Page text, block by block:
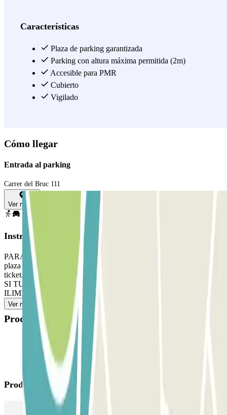
Barcelona y olvídate de buscar aparcamiento por la zona, en este
particularidades como La Pedrera, la Casa Batlló y, como no, ¡hasta
la Sagrada Familia! Con el metro, también llegarás hasta la Plaça de
Catalunya, el Palau de la Música Catalana o el Arco de Triunfo sin
problema.
Ver más
Características
Plaza de parking garantizada
Parking con altura máxima permitida (2m)
Accesible para PMR
Cubierto
Vigilado
Cómo llegar
Entrada al parking
Carrer del Bruc 111
Ver mapa
Instrucciones
PARA ABRIR LA BARRERA: coge el ticket. Aparca en cualquier
plaza libre. Ve a la cabina de control con tu reserva Parclick y el
ticket. PARA SALIR: utiliza la tarjeta/mando que te dio el personal.
SI TU PASE PERMITE ENTRADAS Y SALIDAS
ILIMITADAS: utiliza la tarjeta/mando que te dio el personal.
Ver más
Productos disponibles
Productos de Parclick